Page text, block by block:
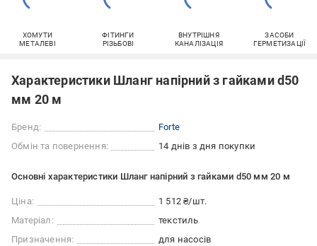
ХОМУТИ
МЕТАЛЕВІ
ФІТИНГИ
РІЗЬБОВІ
ВНУТРІШНЯ
КАНАЛІЗАЦІЯ
ЗАСОБИ
ГЕРМЕТИЗАЦІЇ
Характеристики Шланг напірний з гайками d50
мм 20 м
Бренд:
Forte
Обмін та повернення:
14 днів з дня покупки
Основні характеристики Шланг напірний з гайками d50 мм 20 м
Ціна:
1 512 ₴/шт.
Матеріал:
текстиль
Призначення:
для насосів